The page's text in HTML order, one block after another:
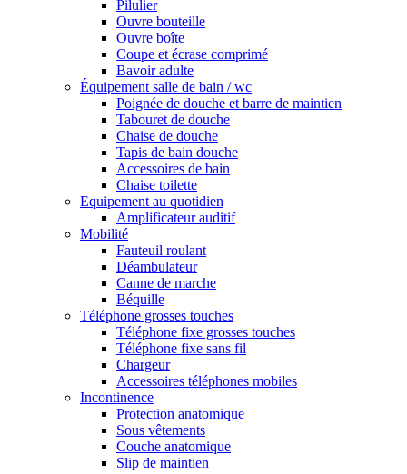
Pilulier
Ouvre bouteille
Ouvre boîte
Coupe et écrase comprimé
Bavoir adulte
Équipement salle de bain / wc
Poignée de douche et barre de maintien
Tabouret de douche
Chaise de douche
Tapis de bain douche
Accessoires de bain
Chaise toilette
Equipement au quotidien
Amplificateur auditif
Mobilité
Fauteuil roulant
Déambulateur
Canne de marche
Béquille
Téléphone grosses touches
Téléphone fixe grosses touches
Téléphone fixe sans fil
Chargeur
Accessoires téléphones mobiles
Incontinence
Protection anatomique
Sous vêtements
Couche anatomique
Slip de maintien